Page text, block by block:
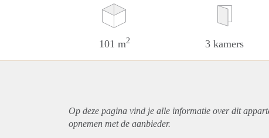
101 m2 3 kamers
Op deze pagina vind je alle informatie over dit
opnemen met de aanbieder.